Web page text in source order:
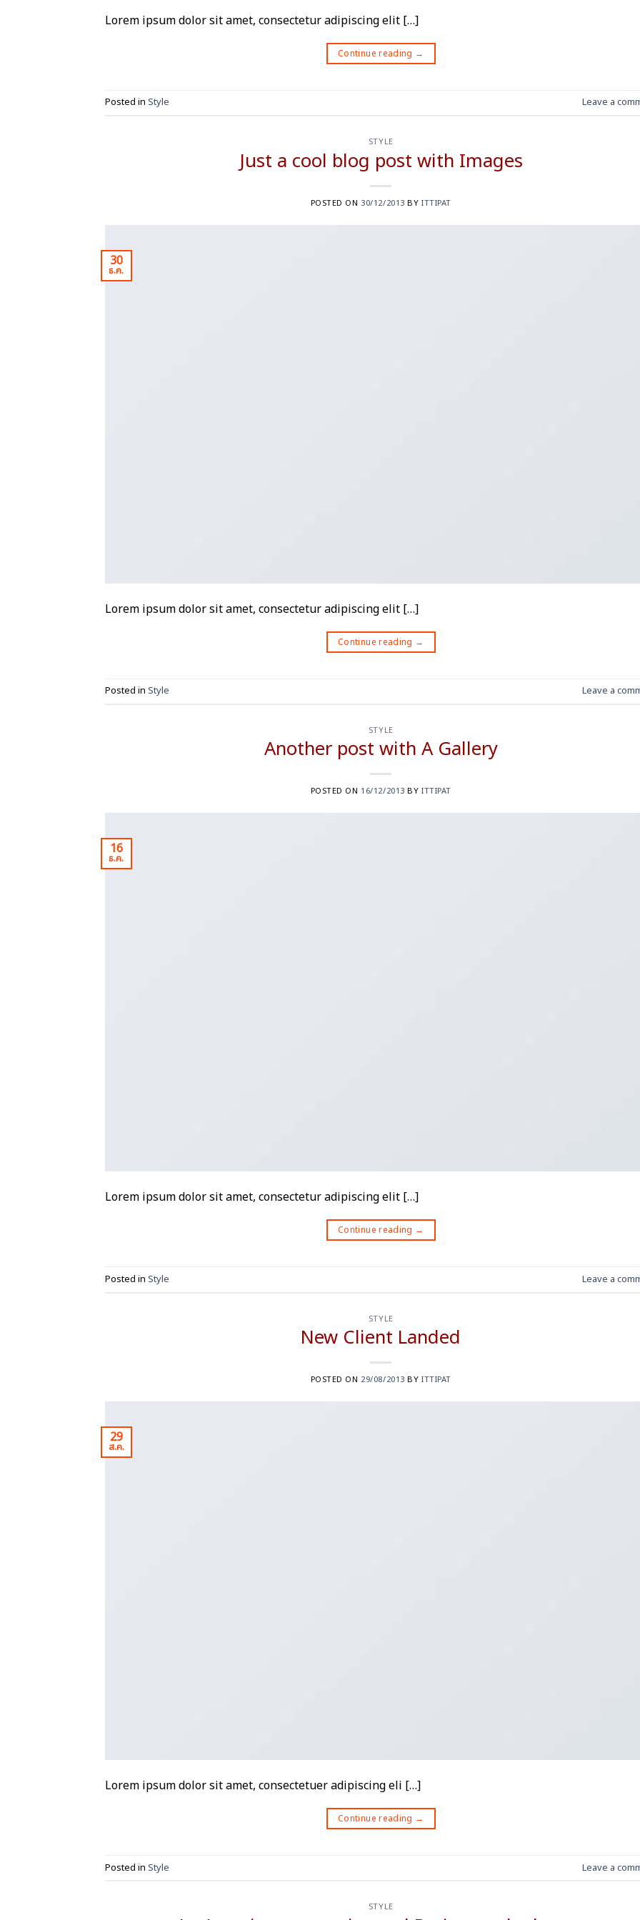
Lorem ipsum dolor sit amet, consectetur adipiscing elit […]
Continue reading →
Posted in Style Leave a
STYLE
Just a cool blog post with Images
POSTED ON 30/12/2013 BYITTIPAT
30
ธ.ค.
Lorem ipsum dolor sit amet, consectetur adipiscing elit […]
Continue reading →
Posted in Style Leave a
STYLE
Another post with A Gallery
POSTED ON 16/12/2013 BYITTIPAT
16
ธ.ค.
Lorem ipsum dolor sit amet, consectetur adipiscing elit […]
Continue reading →
Posted in Style Leave a
STYLE
New Client Landed
POSTED ON 29/08/2013 BYITTIPAT
29
ส.ค.
Lorem ipsum dolor sit amet, consectetuer adipiscing eli […]
Continue reading →
Posted in Style Leave a
STYLE